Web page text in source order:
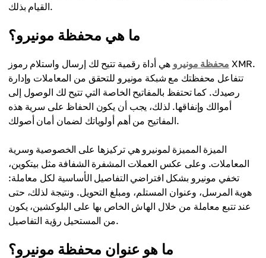
القيام بذلك.
ما هي محفظة مونيرو؟
محفظة مونيرو هي أداة رقمية تتيح لك إرسال واستلام رموز XMR.
تتفاعل محفظتك مع شبكة مونيرو للتحقق من المعاملات وإدارة
رصيدك. كما تحتفظ بالمفاتيح الخاصة التي تتيح لك الوصول إلى
أموالك وإنفاقها. لذلك، يجب أن يكون الحفاظ على سرية هذه
المفاتيح من أهم أولوياتك لضمان أمان أصولك.
الميزة المميزة لمونيرو هي تركيزها على الخصوصية وسرية
المعاملات. وعلى عكس العملات المشفرة الشفافة مثل بيتكوين،
تخفي مونيرو بشكل افتراضي التفاصيل الأساسية لكل معاملة:
هوية المرسل، وعنوان المستلم، ومبلغ التحويل. ونتيجة لذلك، حتى
عند تتبع معاملة من خلال الهاش الخاص بها على البلوكشين، يكون
من المستحيل رؤية التفاصيل.
ما هو عنوان محفظة مونيرو؟